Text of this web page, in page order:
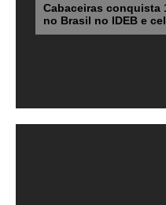
Cabaceiras conquista
no Brasil no IDEB e